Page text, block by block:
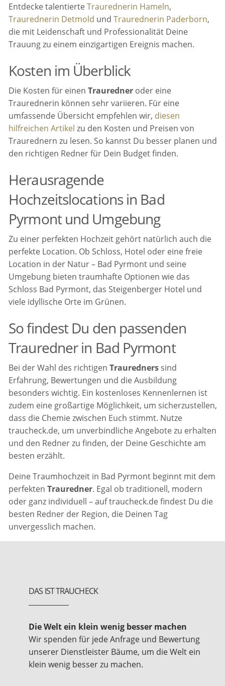
Entdecke talentierteTraurednerin Hameln,
Traurednerin Detmold undTraurednerin Paderborn,
die mit Leidenschaft und Professionalität Deine
Trauung zu einem einzigartigen Ereignis machen.
Kosten im Überblick
Die Kosten für einenTrauredner oder eine
Traurednerin können sehr variieren. Für eine
umfassende Übersicht empfehlen wir, diesen
hilfreichen Artikel zu den Kosten und Preisen von
Traurednern zu lesen. So kannst Du besser planen und
den richtigen Redner für Dein Budget finden.
Herausragende
Hochzeitslocations in Bad
Pyrmont und Umgebung
Zu einer perfekten Hochzeit gehört natürlich auch die
perfekte Location. Ob Schloss, Hotel oder eine freie
Location in der Natur – Bad Pyrmont und seine
Umgebung bieten traumhafte Optionen wie das
Schloss Bad Pyrmont, das Steigenberger Hotel und
viele idyllische Orte im Grünen.
So findest Du den passenden
Trauredner in Bad Pyrmont
Bei der Wahl des richtigenTrauredners sind
Erfahrung, Bewertungen und die Ausbildung
besonders wichtig. Ein kostenloses Kennenlernen ist
zudem eine großartige Möglichkeit, um sicherzustellen,
dass die Chemie zwischen Euch stimmt. Nutze
traucheck.de, um unverbindliche Angebote zu erhalten
und den Redner zu finden, der Deine Geschichte am
besten erzählt.
Deine Traumhochzeit in Bad Pyrmont beginnt mit dem
perfektenTrauredner. Egal ob traditionell, modern
oder ganz individuell – auf traucheck.de findest Du die
besten Redner der Region, die Deinen Tag
unvergesslich machen.
DAS IST TRAUCHECK
Die Welt ein klein wenig besser machen
Wir spenden für jede Anfrage und Bewertung
unserer Dienstleister Bäume, um die Welt ein
klein wenig besser zu machen.